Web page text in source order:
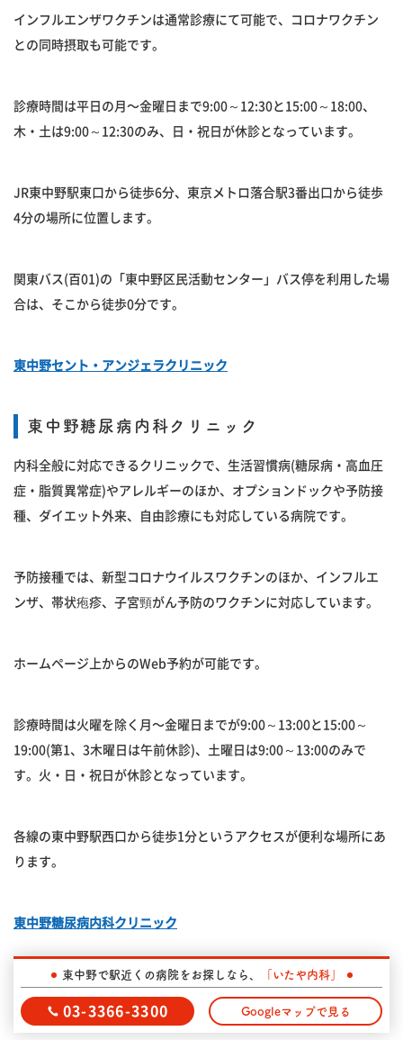
インフルエンザワクチンは通常診療にて可能で、コロナワクチン
との同時摂取も可能です。
診療時間は平日の月〜金曜日まで9:00～12:30と15:00～18:00、
木・土は9:00～12:30のみ、日・祝日が休診となっています。
JR東中野駅東口から徒歩6分、東京メトロ落合駅3番出口から徒歩
4分の場所に位置します。
関東バス(百01)の「東中野区民活動センター」バス停を利用した場
合は、そこから徒歩0分です。
東中野セント・アンジェラクリニック
東中野糖尿病内科クリニック
内科全般に対応できるクリニックで、生活習慣病(糖尿病・高血圧
症・脂質異常症)やアレルギーのほか、オプションドックや予防接
種、ダイエット外来、自由診療にも対応している病院です。
予防接種では、新型コロナウイルスワクチンのほか、インフルエ
ンザ、帯状疱疹、子宮頸がん予防のワクチンに対応しています。
ホームページ上からのWeb予約が可能です。
診療時間は火曜を除く月〜金曜日までが9:00～13:00と15:00～
19:00(第1、3木曜日は午前休診)、土曜日は9:00～13:00のみで
す。火・日・祝日が休診となっています。
各線の東中野駅西口から徒歩1分というアクセスが便利な場所にあ
ります。
東中野糖尿病内科クリニック
田中クリニック
内科、呼吸器内科、アレルギー科を診療科目とするほか、予約制
東中野で駅近くの病院をお探しなら、 「いたや内科」
03-3366-3300 Googleマップで見る